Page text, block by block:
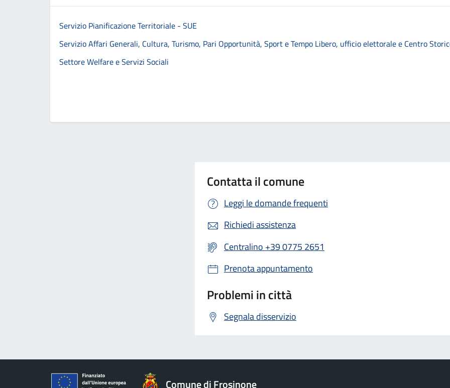
Servizio Pianificazione Territoriale - SUE
Servizio Affari Generali, Cultura, Turismo, Pari Opportunità, Sport e Tempo Libero, ufficio elettorale e Centro
Settore Welfare e Servizi Sociali
Contatta il comune
Leggi le domande frequenti
Richiedi assistenza
Centralino +39 0775 2651
Prenota appuntamento
Problemi in città
Segnala disservizio
Comune di Frosinone